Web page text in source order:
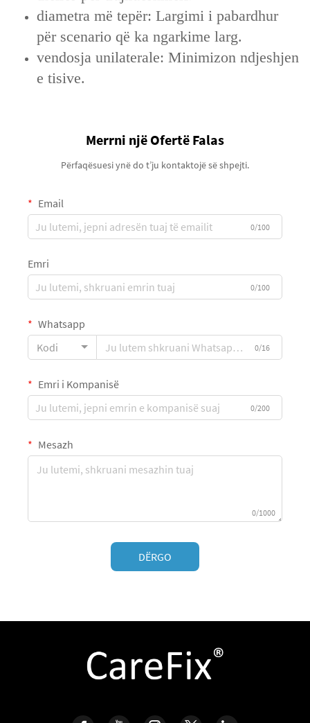
diametra më tepër: Largimi i pabardhur
për scenario që ka ngarkime larg.
vendosja unilaterale: Minimizon ndjeshjen
e tisive.
Merrni një Ofertë Falas
Përfaqësuesi ynë do t’ju kontaktojë së shpejti.
Email
0/100
Emri
0/100
Whatsapp
Kodi
0/16
Emri i Kompanisë
0/200
Mesazh
0/1000
DËRGO